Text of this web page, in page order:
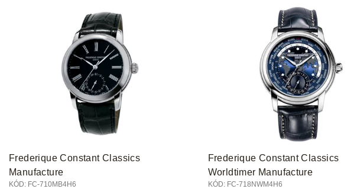
t
ů
Frederique Constant Classics
Manufacture
KÓD: FC-710MB4H6
Frederique Constant Classics
Worldtimer Manufacture
KÓD: FC-718NWM4H6